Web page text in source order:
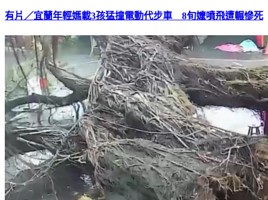
有片／宜蘭年輕媽載3孩猛撞電動代步車 8旬嬤噴飛遭輾慘死